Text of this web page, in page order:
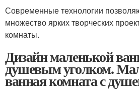
Современные технологии
множество ярких творческих
комнаты.
Дизайн маленькой
душевым уголком.
ванная комната с